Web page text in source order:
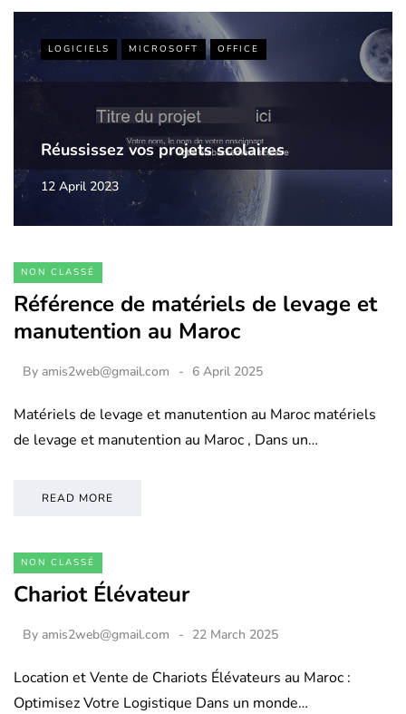
LOGICIELS MICROSOFT OFFICE
Réussissez vos projets scolaires
12 April 2023
NON CLASSÉ
Référence de matériels de levage et
manutention au Maroc
By amis2web@gmail.com 6 April 2025
Matériels de levage et manutention au Maroc matériels
de levage et manutention au Maroc , Dans un…
READ MORE
NON CLASSÉ
Chariot Élévateur
By amis2web@gmail.com 22 March 2025
Location et Vente de Chariots Élévateurs au Maroc :
Optimisez Votre Logistique Dans un monde…